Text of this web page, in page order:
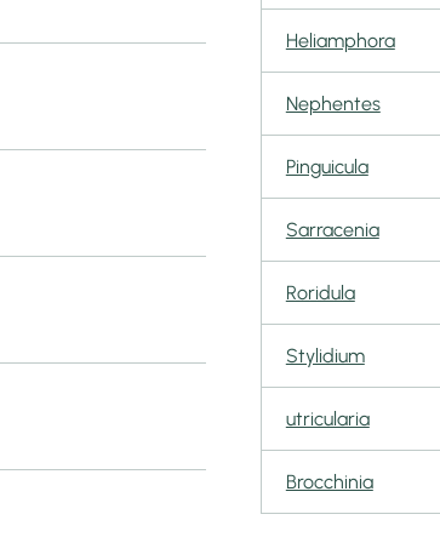
Heliamphora
Nephentes
Pinguicula
Sarracenia
Roridula
Stylidium
utricularia
Brocchinia